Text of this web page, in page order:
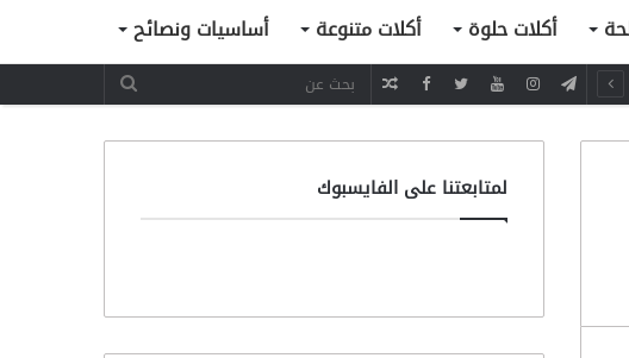
أكلات حلوة أكلات متنوعة أساسيات ونصائح
مقال
لمتابعتنا على الفايسبوك